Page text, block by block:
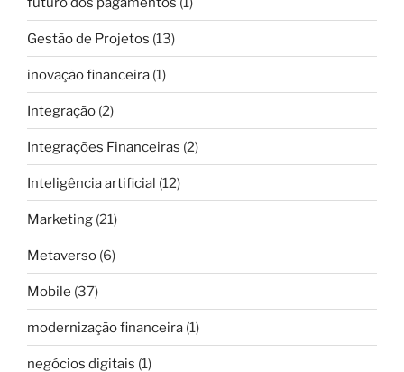
Gestão de Projetos (13)
inovação financeira (1)
Integração (2)
Integrações Financeiras (2)
Inteligência artificial (12)
Marketing (21)
Metaverso (6)
Mobile (37)
modernização financeira (1)
negócios digitais (1)